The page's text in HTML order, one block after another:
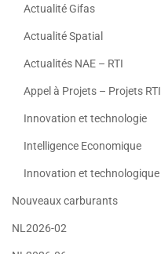
Actualité Gifas
Actualité Spatial
Actualités NAE – RTI
Appel à Projets – Projets RTI
Innovation et technologie
Intelligence Economique
Innovation et technologique
Nouveaux carburants
NL2026-02